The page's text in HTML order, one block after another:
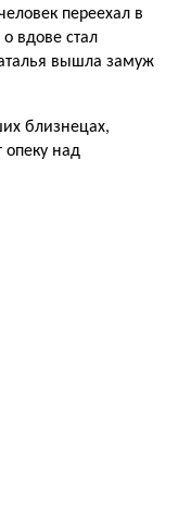
переехал в
вдове стал
вышла замуж
близнецах,
опеку над